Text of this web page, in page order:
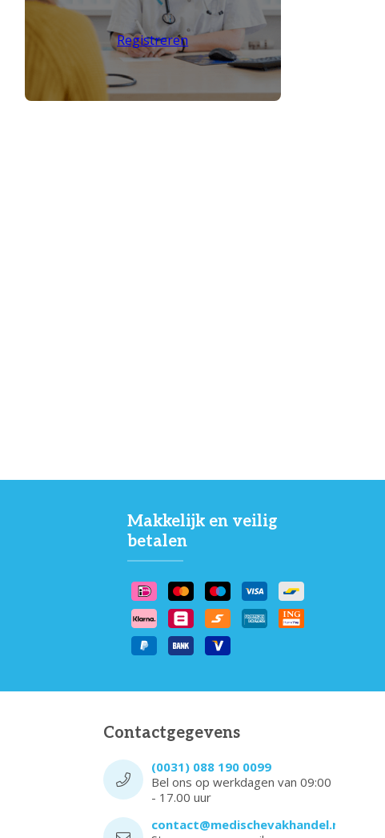
Registreren
Makkelijk en veilig
betalen
Contactgegevens
(0031) 088 190 0099
Bel ons op werkdagen van 09:00
- 17.00 uur
contact@medischevakhandel.nl